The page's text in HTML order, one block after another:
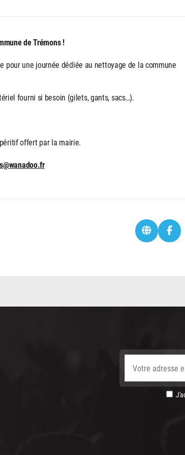
de Trémons !
pour une journée dédiée au nettoyage de la commune
fourni si besoin (gilets, gants, sacs…).
offert par la mairie.